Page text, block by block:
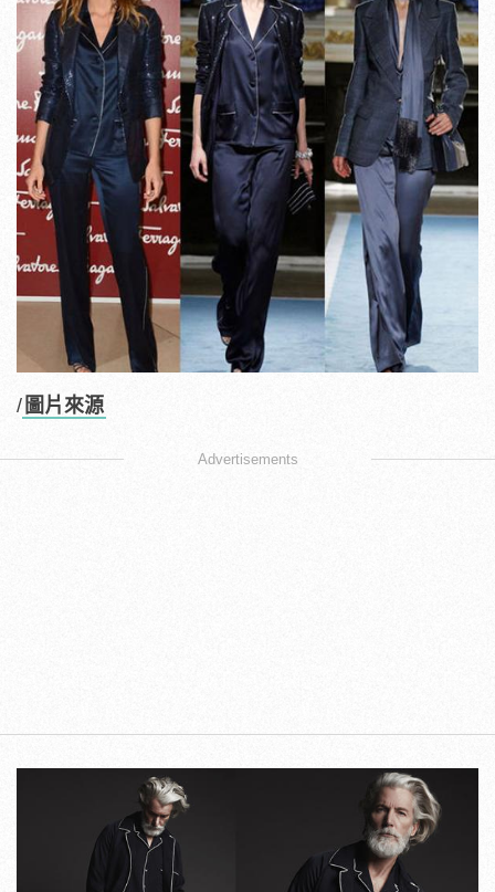
/ 圖片來源
Advertisements